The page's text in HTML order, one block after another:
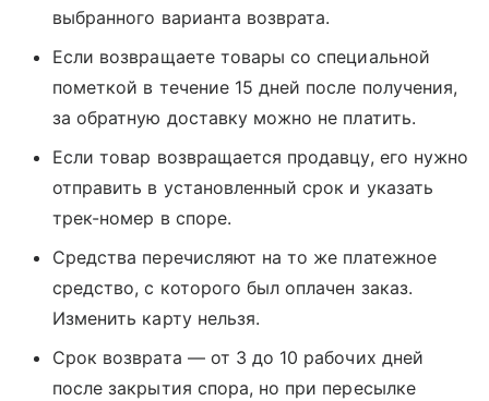
выбранного варианта возврата.
Если возвращаете товары со специальной
пометкой в течение 15 дней после получения,
за обратную доставку можно не платить.
Если товар возвращается продавцу, его нужно
отправить в установленный срок и указать
трек-номер в споре.
Средства перечисляют на то же платежное
средство, с которого был оплачен заказ.
Изменить карту нельзя.
Срок возврата — от 3 до 10 рабочих дней
после закрытия спора, но при пересылке